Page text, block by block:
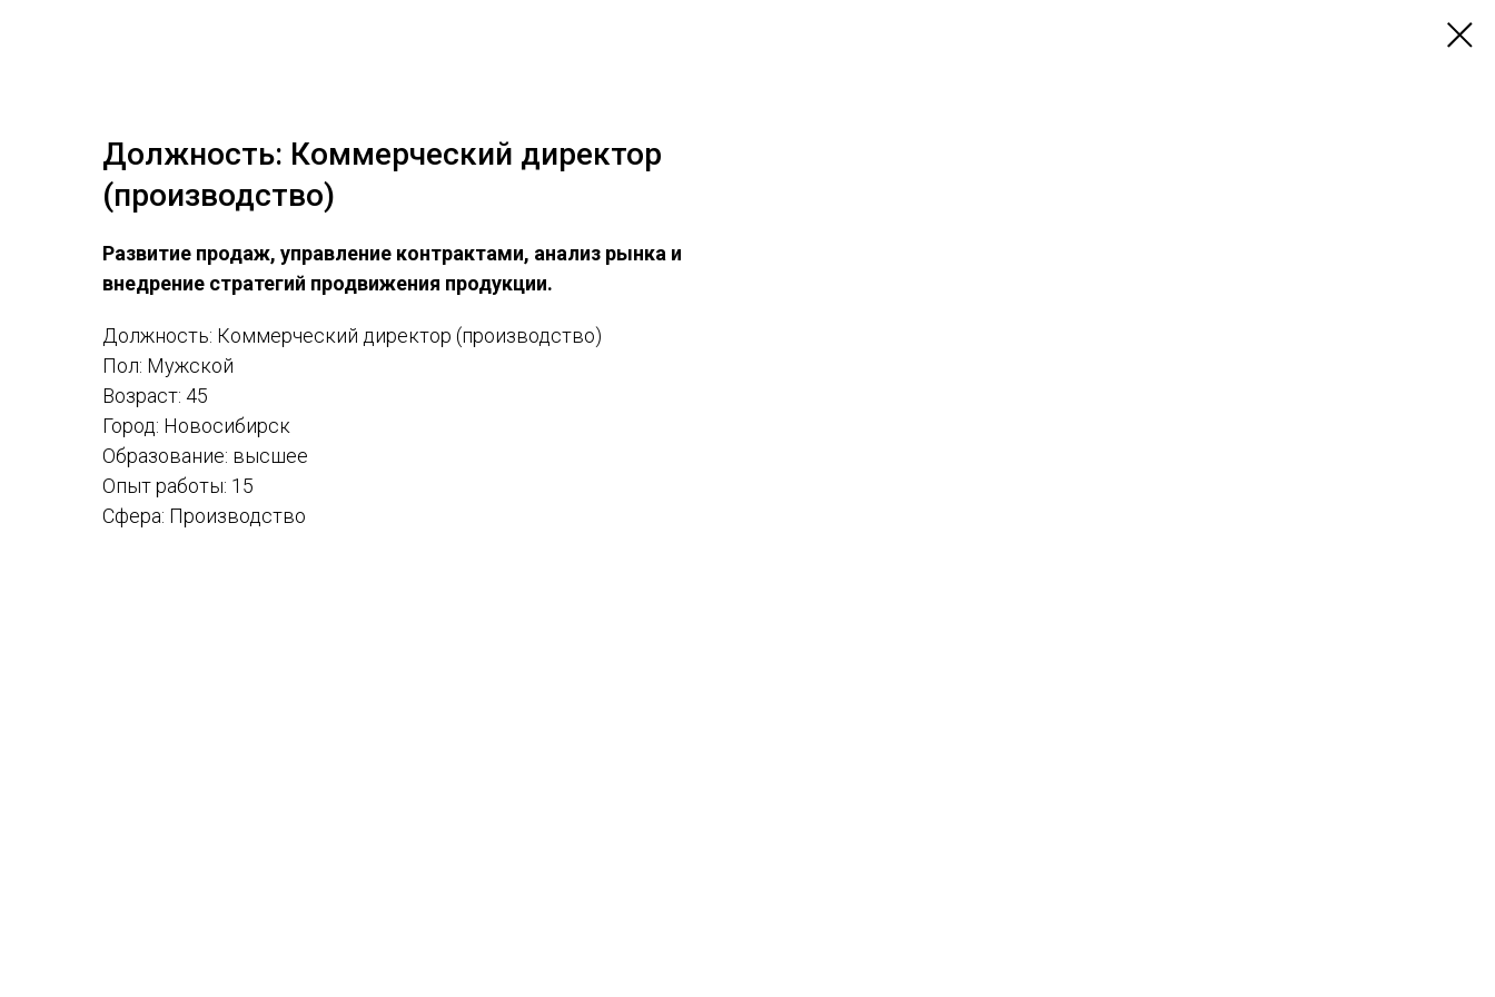
Должность: Коммерческий директор
(производство)
Развитие продаж, управление контрактами, анализ рынка и
внедрение стратегий продвижения продукции.
Должность: Коммерческий директор (производство)
Пол: Мужской
Возраст: 45
Город: Новосибирск
Образование: высшее
Опыт работы: 15
Сфера: Производство